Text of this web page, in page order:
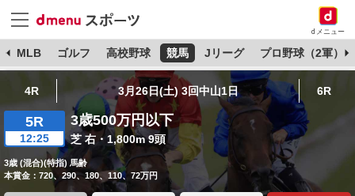
dメニュー
MLB ゴルフ 高校野球 競馬 Jリーグ プロ野球（2軍）
4R 3月26日(土) 3回中山1日 6R
5R
12:25
3歳500万円以下
芝 右・1,800m 9頭
3歳 (混合)(特指) 馬齢
本賞金：720、290、180、110、72万円